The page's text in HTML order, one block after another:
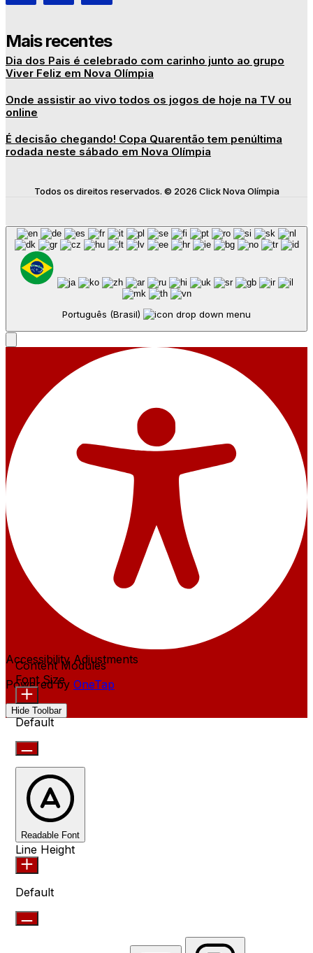
Mais recentes
Dia dos Pais é celebrado com carinho junto ao grupo
Viver Feliz em Nova Olímpia
Onde assistir ao vivo todos os jogos de hoje na TV ou
online
É decisão chegando! Copa Quarentão tem penúltima
rodada neste sábado em Nova Olímpia
Todos os direitos reservados. © 2026 Click Nova Olímpia
Português (Brasil)
Accessibility Adjustments
Powered by OneTap
Hide Toolbar
Content Modules
Font Size
Default
Readable Font
Line Height
Default